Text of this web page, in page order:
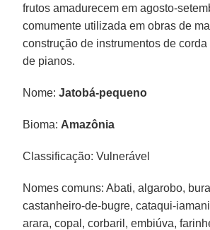
frutos amadurecem em agosto-
comumente utilizada em obras de
construção de instrumentos de
de pianos.
Nome:Jatobá-pequeno
Bioma: Amazônia
Classificação: Vulnerável
Nomes comuns: Abati, algarobo,
castanheiro-de-bugre, cataqui-
arara, copal, corbaril, embiúva,